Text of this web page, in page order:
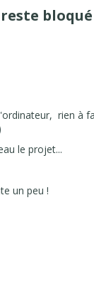
reste
rien à
le projet...
un peu !